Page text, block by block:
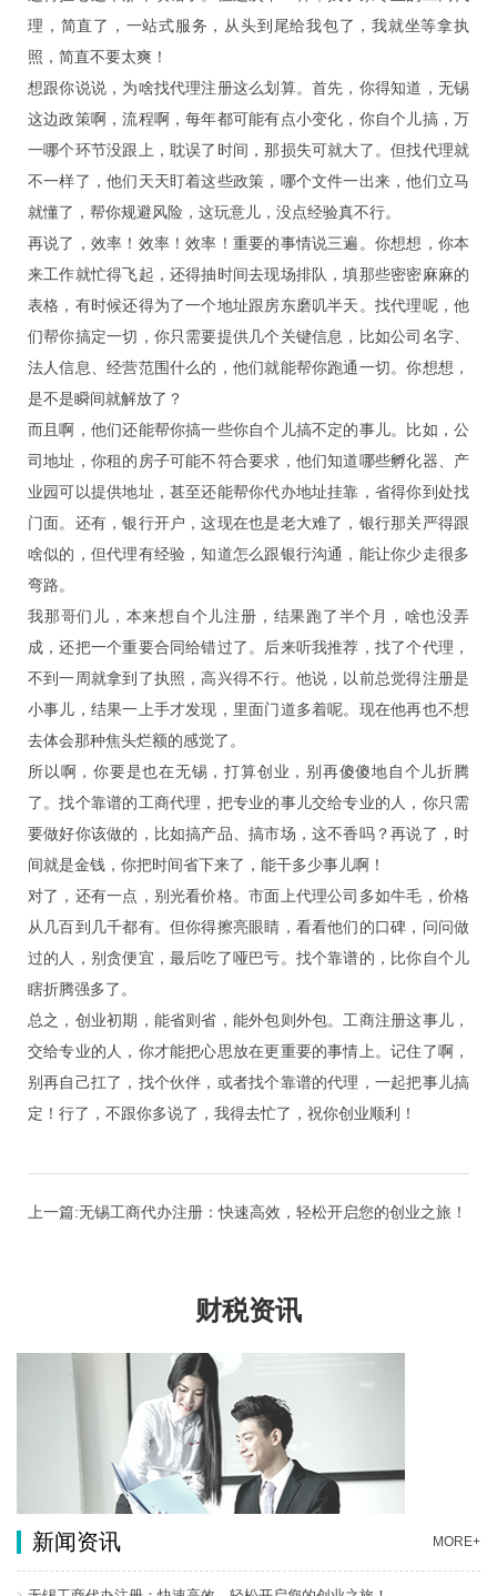
理，简直了，一站式服务，从头到尾给我包了，我就坐等拿执
照，简直不要太爽！
想跟你说说，为啥找代理注册这么划算。首先，你得知道，无锡
这边政策啊，流程啊，每年都可能有点小变化，你自个儿搞，万
一哪个环节没跟上，耽误了时间，那损失可就大了。但找代理就
不一样了，他们天天盯着这些政策，哪个文件一出来，他们立马
就懂了，帮你规避风险，这玩意儿，没点经验真不行。
再说了，效率！效率！效率！重要的事情说三遍。你想想，你本
来工作就忙得飞起，还得抽时间去现场排队，填那些密密麻麻的
表格，有时候还得为了一个地址跟房东磨叽半天。找代理呢，他
们帮你搞定一切，你只需要提供几个关键信息，比如公司名字、
法人信息、经营范围什么的，他们就能帮你跑通一切。你想想，
是不是瞬间就解放了？
而且啊，他们还能帮你搞一些你自个儿搞不定的事儿。比如，公
司地址，你租的房子可能不符合要求，他们知道哪些孵化器、产
业园可以提供地址，甚至还能帮你代办地址挂靠，省得你到处找
门面。还有，银行开户，这现在也是老大难了，银行那关严得跟
啥似的，但代理有经验，知道怎么跟银行沟通，能让你少走很多
弯路。
我那哥们儿，本来想自个儿注册，结果跑了半个月，啥也没弄
成，还把一个重要合同给错过了。后来听我推荐，找了个代理，
不到一周就拿到了执照，高兴得不行。他说，以前总觉得注册是
小事儿，结果一上手才发现，里面门道多着呢。现在他再也不想
去体会那种焦头烂额的感觉了。
所以啊，你要是也在无锡，打算创业，别再傻傻地自个儿折腾
了。找个靠谱的工商代理，把专业的事儿交给专业的人，你只需
要做好你该做的，比如搞产品、搞市场，这不香吗？再说了，时
间就是金钱，你把时间省下来了，能干多少事儿啊！
对了，还有一点，别光看价格。市面上代理公司多如牛毛，价格
从几百到几千都有。但你得擦亮眼睛，看看他们的口碑，问问做
过的人，别贪便宜，最后吃了哑巴亏。找个靠谱的，比你自个儿
瞎折腾强多了。
总之，创业初期，能省则省，能外包则外包。工商注册这事儿，
交给专业的人，你才能把心思放在更重要的事情上。记住了啊，
别再自己扛了，找个伙伴，或者找个靠谱的代理，一起把事儿搞
定！行了，不跟你多说了，我得去忙了，祝你创业顺利！
上一篇:无锡工商代办注册：快速高效，轻松开启您的创业之旅！
财税资讯
新闻资讯 MORE+